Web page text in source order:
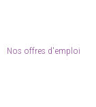
Nos offres d'emploi